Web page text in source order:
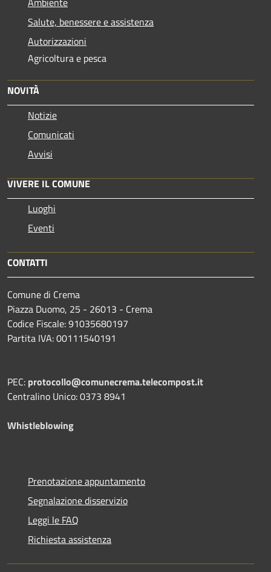
Salute, benessere e assistenza
Autorizzazioni
Agricoltura e pesca
NOVITÀ
Notizie
Comunicati
Avvisi
VIVERE IL COMUNE
Luoghi
Eventi
CONTATTI
Comune di Crema
Piazza Duomo, 25 - 26013 - Crema
Codice Fiscale: 91035680197
Partita IVA: 00111540191
PEC: protocollo@comunecrema.telecompost.it
Centralino Unico: 0373 8941
Whistleblowing
Prenotazione appuntamento
Segnalazione disservizio
Leggi le FAQ
Richiesta assistenza